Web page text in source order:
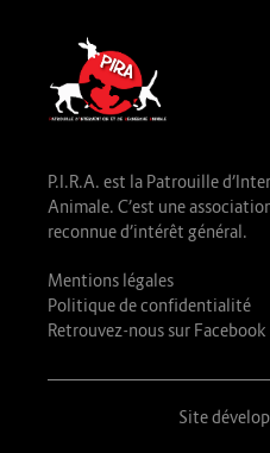
P.I.R.A. est la Patrouille
Animale. C’est une
reconnue d’intérêt général.
Mentions légales
Politique de confidentialité
Retrouvez-nous sur Facebook
Site